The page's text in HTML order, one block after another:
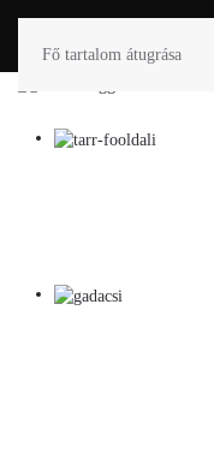
Fő tartalom átugrása